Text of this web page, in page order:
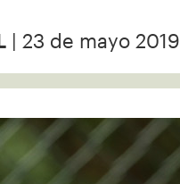
| 23 de mayo 2019